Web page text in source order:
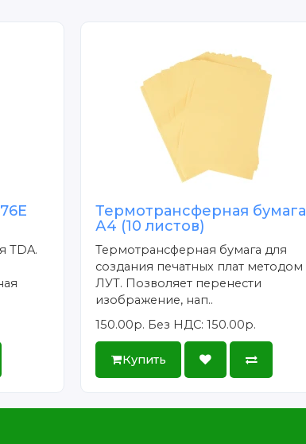
TDA.
Термотрансферная бумага
А4 (10 листов)
Термотрансферная бумага для
создания печатных плат методом
ЛУТ. Позволяет перенести
изображение, нап..
150.00р. Без НДС: 150.00р.
Купить